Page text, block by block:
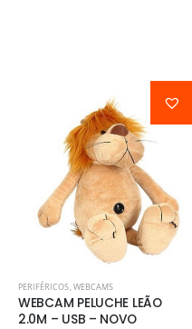
PERIFÉRICOS,WEBCAMS
WEBCAM PELUCHE LEÃO
2.0M – USB – NOVO